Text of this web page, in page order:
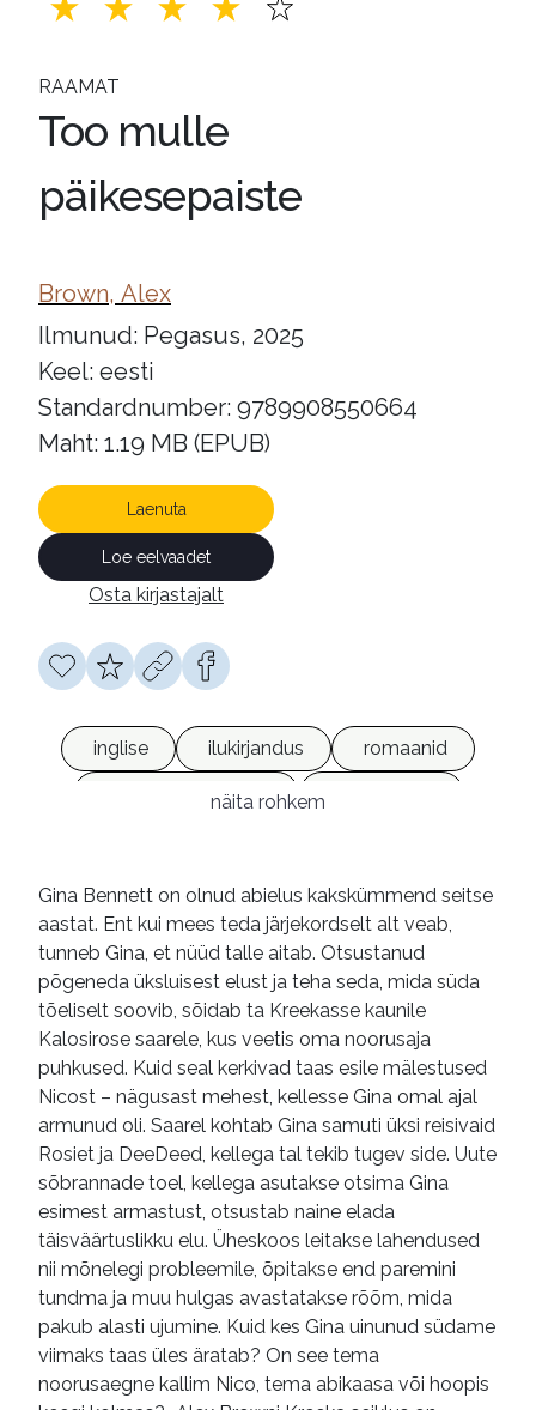
RAAMAT
Too mulle
päikesepaiste
Brown, Alex
Ilmunud: Pegasus, 2025
Keel: eesti
Standardnumber: 9789908550664
Maht: 1.19 MB (EPUB)
Laenuta
Loe eelvaadet
Osta kirjastajalt
inglise ilukirjandus
romaanid
armastusromaanid
näita rohkem
Gina Bennett on olnud abielus kakskümmend seitse
aastat. Ent kui mees teda järjekordselt alt veab,
tunneb Gina, et nüüd talle aitab. Otsustanud
põgeneda üksluisest elust ja teha seda, mida süda
tõeliselt soovib, sõidab ta Kreekasse kaunile
Kalosirose saarele, kus veetis oma noorusaja
puhkused. Kuid seal kerkivad taas esile mälestused
Nicost – nägusast mehest, kellesse Gina omal ajal
armunud oli. Saarel kohtab Gina samuti üksi reisivaid
Rosiet ja DeeDeed, kellega tal tekib tugev side. Uute
sõbrannade toel, kellega asutakse otsima Gina
esimest armastust, otsustab naine elada
täisväärtuslikku elu. Üheskoos leitakse lahendused
nii mõnelegi probleemile, õpitakse end paremini
tundma ja muu hulgas avastatakse rõõm, mida
pakub alasti ujumine. Kuid kes Gina uinunud südame
viimaks taas üles äratab? On see tema
noorusaegne kallim Nico, tema abikaasa või hoopis